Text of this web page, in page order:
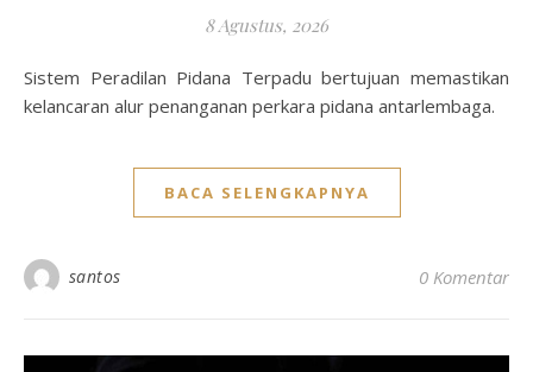
8 Agustus, 2026
Sistem Peradilan Pidana Terpadu bertujuan memastikan
kelancaran alur penanganan perkara pidana antarlembaga.
BACA SELENGKAPNYA
santos 0 Komentar